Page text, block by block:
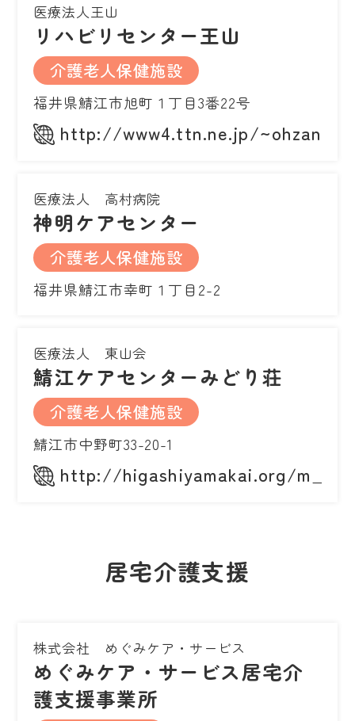
医療法人王山
リハビリセンター王山
介護老人保健施設
福井県鯖江市旭町１丁目3番22号
http://www4.ttn.ne.jp/~ohzan/
医療法人 高村病院
神明ケアセンター
介護老人保健施設
福井県鯖江市幸町１丁目2-2
医療法人 東山会
鯖江ケアセンターみどり荘
介護老人保健施設
鯖江市中野町33-20-1
http://higashiyamakai.org/
居宅介護支援
株式会社 めぐみケア・サービス
めぐみケア・サービス居宅介
護支援事業所